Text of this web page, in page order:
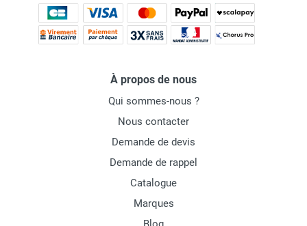
À propos de nous
Qui sommes-nous ?
Nous contacter
Demande de devis
Demande de rappel
Catalogue
Marques